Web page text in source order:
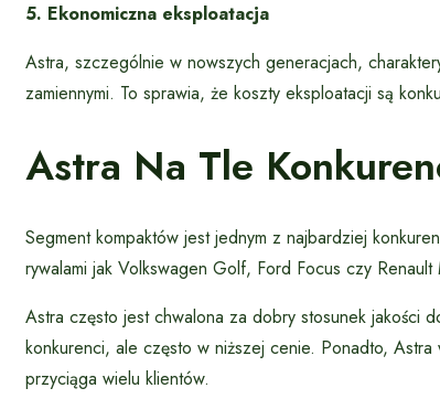
5. Ekonomiczna eksploatacja
Astra, szczególnie w nowszych generacjach,
zamiennymi. To sprawia, że koszty eksploatacji są
Astra Na Tle
Segment kompaktów jest jednym z najbardziej
rywalami jak Volkswagen Golf, Ford Focus czy
Astra często jest chwalona za dobry stosunek jakości
konkurenci, ale często w niższej cenie. Ponadto,
przyciąga wielu klientów.